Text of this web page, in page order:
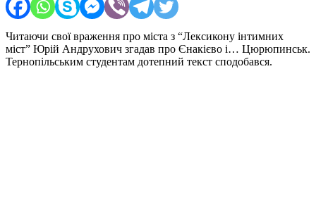
Читаючи свої враження про міста з “Лексикону інтимних
міст” Юрій Андрухович згадав про Єнакієво і… Цюрюпинськ.
Тернопільським студентам дотепний текст сподобався.